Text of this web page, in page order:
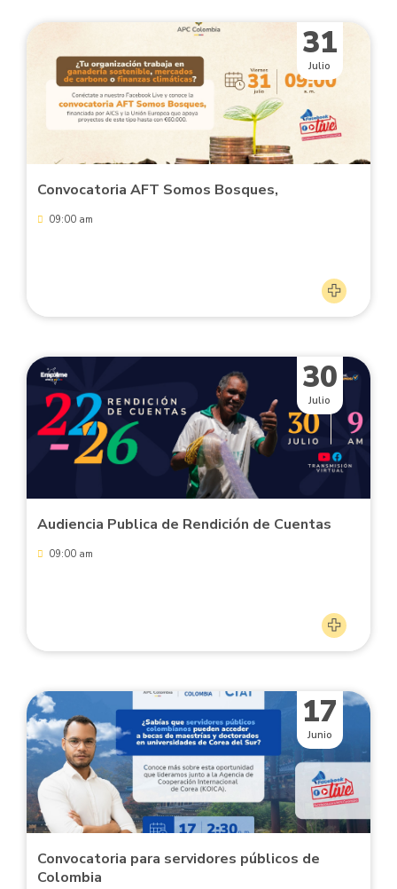
31
Julio
Convocatoria AFT Somos Bosques,
09:00 am
30
Julio
Audiencia Publica de Rendición de Cuentas
09:00 am
17
Junio
Convocatoria para servidores públicos de
Colombia